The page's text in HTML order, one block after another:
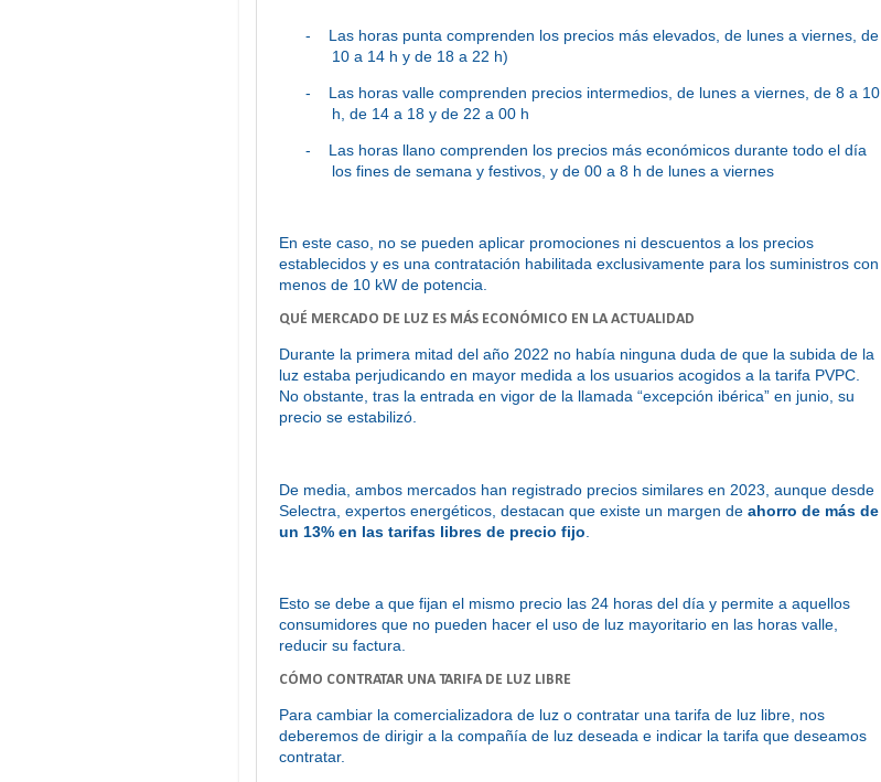
-
Las horas punta comprenden los precios más elevados, de lunes a viernes, de
10 a 14 h y de 18 a 22 h)
-
Las horas valle comprenden precios intermedios, de lunes a viernes, de 8 a 10
h, de 14 a 18 y de 22 a 00 h
-
Las horas llano comprenden los precios más económicos durante todo el día
los fines de semana y festivos, y de 00 a 8 h de lunes a viernes
En este caso, no se pueden aplicar promociones ni descuentos a los precios
establecidos y es una contratación habilitada exclusivamente para los suministros con
menos de 10 kW de potencia.
QUÉ MERCADO DE LUZ ES MÁS ECONÓMICO EN LA ACTUALIDAD
Durante la primera mitad del año 2022 no había ninguna duda de que la subida de la
luz estaba perjudicando en mayor medida a los usuarios acogidos a la tarifa PVPC.
No obstante, tras la entrada en vigor de la llamada “excepción ibérica” en junio, su
precio se estabilizó.
De media, ambos mercados han registrado precios similares en 2023, aunque desde
Selectra, expertos energéticos, destacan que existe un margen de ahorro de más de
un 13% en las tarifas libres de precio fijo
Esto se debe a que fijan el mismo precio las 24 horas del día y permite a aquellos
consumidores que no pueden hacer el uso de luz mayoritario en las horas valle,
reducir su factura.
CÓMO CONTRATAR UNA TARIFA DE LUZ LIBRE
Para cambiar la comercializadora de luz o contratar una tarifa de luz libre, nos
deberemos de dirigir a la compañía de luz deseada e indicar la tarifa que deseamos
contratar.